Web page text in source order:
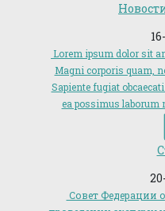
Lorem ipsum dolor sit
Magni corporis quam,
Sapiente fugiat
ea possimus laborum
Совет Федерации